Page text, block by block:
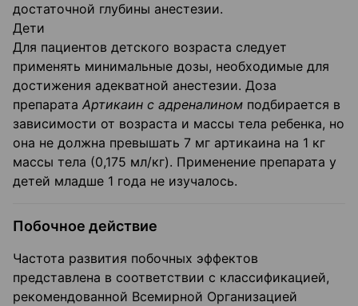
достаточной глубины анестезии.
Дети
Для пациентов детского возраста следует
применять минимальные дозы, необходимые для
достижения адекватной анестезии. Доза
препарата Артикаин с адреналином подбирается в
зави­симости от возраста и массы тела ребенка, но
она не должна превышать 7 мг артикаина на 1 кг
массы тела (0,175 мл/кг). Применение препарата у
детей младше 1 года не изучалось.
Побочное действие
Частота развития побочных эффектов
представлена в соответствии с классификацией,
рекомендованной Всемирной Организацией